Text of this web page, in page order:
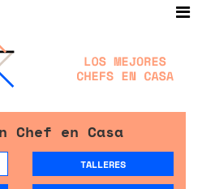
Chef en Casa
TALLERES